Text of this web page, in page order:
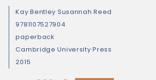
Kay Bentley Susannah Reed
9781107527904
paperback
Cambridge University Press
2015